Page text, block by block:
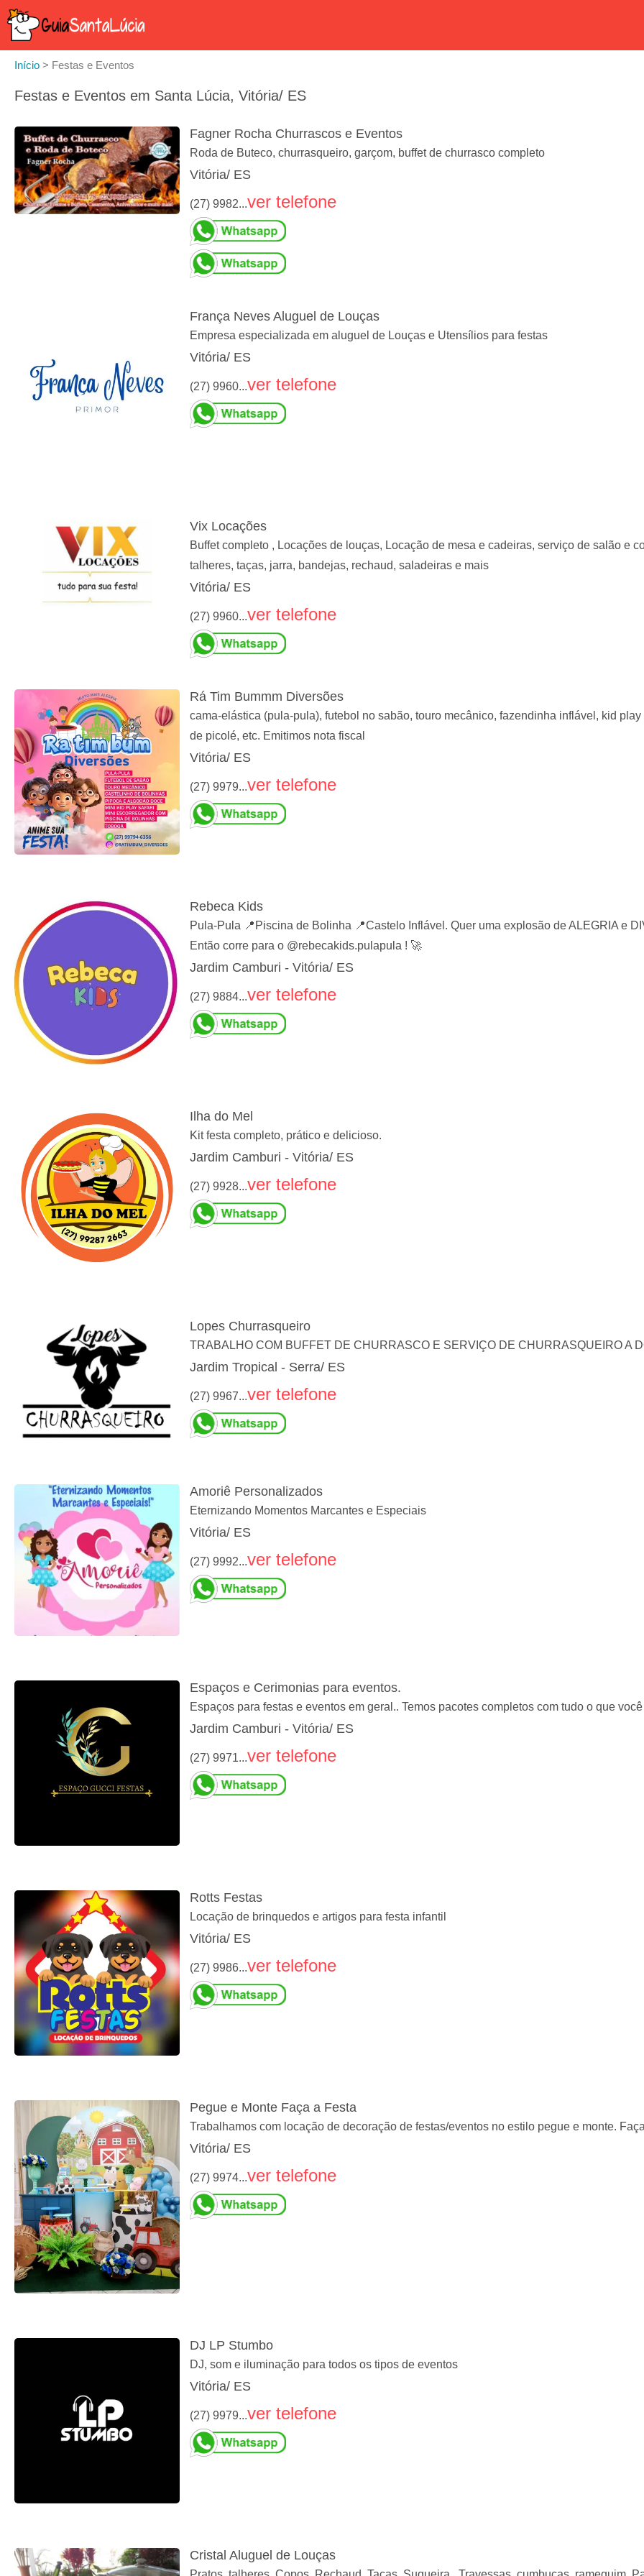
Início > Festas e Eventos
Festas e Eventos em Santa Lúcia, Vitória/ ES
Fagner Rocha Churrascos e Eventos
Roda de Buteco, churrasqueiro, garçom, buffet de churrasco completo
Vitória/ ES
(27) 9982...ver telefone
França Neves Aluguel de Louças
Empresa especializada em aluguel de Louças e Utensílios para festas
Vitória/ ES
(27) 9960...ver telefone
Vix Locações
Buffet completo , Locações de louças, Locação de mesa e cadeiras, serviço de salão e
talheres, taças, jarra, bandejas, rechaud, saladeiras e mais
Vitória/ ES
(27) 9960...ver telefone
Rá Tim Bummm Diversões
cama-elástica (pula-pula), futebol no sabão, touro mecânico, fazendinha inflável, kid
de picolé, etc. Emitimos nota fiscal
Vitória/ ES
(27) 9979...ver telefone
Rebeca Kids
Pula-Pula 📍Piscina de Bolinha 📍Castelo Inflável. Quer uma explosão de ALEGRIA e
Então corre para o @rebecakids.pulapula ! 🚀
Jardim Camburi - Vitória/ ES
(27) 9884...ver telefone
Ilha do Mel
Kit festa completo, prático e delicioso.
Jardim Camburi - Vitória/ ES
(27) 9928...ver telefone
Lopes Churrasqueiro
TRABALHO COM BUFFET DE CHURRASCO E SERVIÇO DE CHURRASQUEIRO A
Jardim Tropical - Serra/ ES
(27) 9967...ver telefone
Amoriê Personalizados
Eternizando Momentos Marcantes e Especiais
Vitória/ ES
(27) 9992...ver telefone
Espaços e Cerimonias para eventos.
Espaços para festas e eventos em geral.. Temos pacotes completos com tudo o que
Jardim Camburi - Vitória/ ES
(27) 9971...ver telefone
Rotts Festas
Locação de brinquedos e artigos para festa infantil
Vitória/ ES
(27) 9986...ver telefone
Pegue e Monte Faça a Festa
Trabalhamos com locação de decoração de festas/eventos no estilo pegue e monte.
Vitória/ ES
(27) 9974...ver telefone
DJ LP Stumbo
DJ, som e iluminação para todos os tipos de eventos
Vitória/ ES
(27) 9979...ver telefone
Cristal Aluguel de Louças